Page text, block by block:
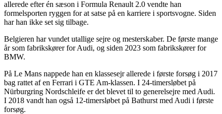
allerede efter én sæson i Formula Renault 2.0 vendte han
formelsporten ryggen for at satse på en karriere i sportsvogne. Siden
har han ikke set sig tilbage.
Belgieren har vundet utallige sejre og mesterskaber. De første mange
år som fabrikskører for Audi, og siden 2023 som fabrikskører for
BMW.
På Le Mans nappede han en klassesejr allerede i første forsøg i 2017
bag rattet af en Ferrari i GTE Am-klassen. I 24-timersløbet på
Nürburgring Nordschleife er det blevet til to generelsejre med Audi.
I 2018 vandt han også 12-timersløbet på Bathurst med Audi i første
forsøg.